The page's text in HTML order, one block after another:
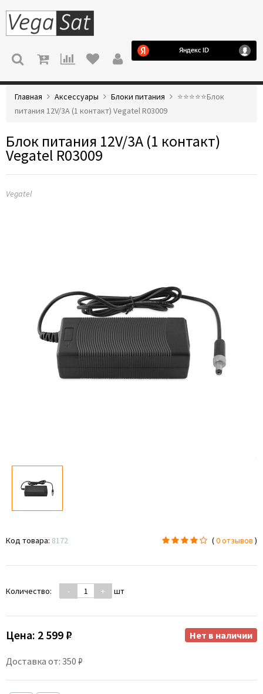
МЕНЮ
Главная Аксессуары Блоки питания
⭐️⭐️⭐️⭐️⭐️Блок
питания 12V/3A (1 контакт) Vegatel R03009
Блок питания 12V/3A (1 контакт)
Vegatel R03009
Vegatel
Код товара: 8172 (0 отзывов )
Количество: - + шт
Цена: 2 599 ₽
Доставка от: 350 ₽
Нет в наличии